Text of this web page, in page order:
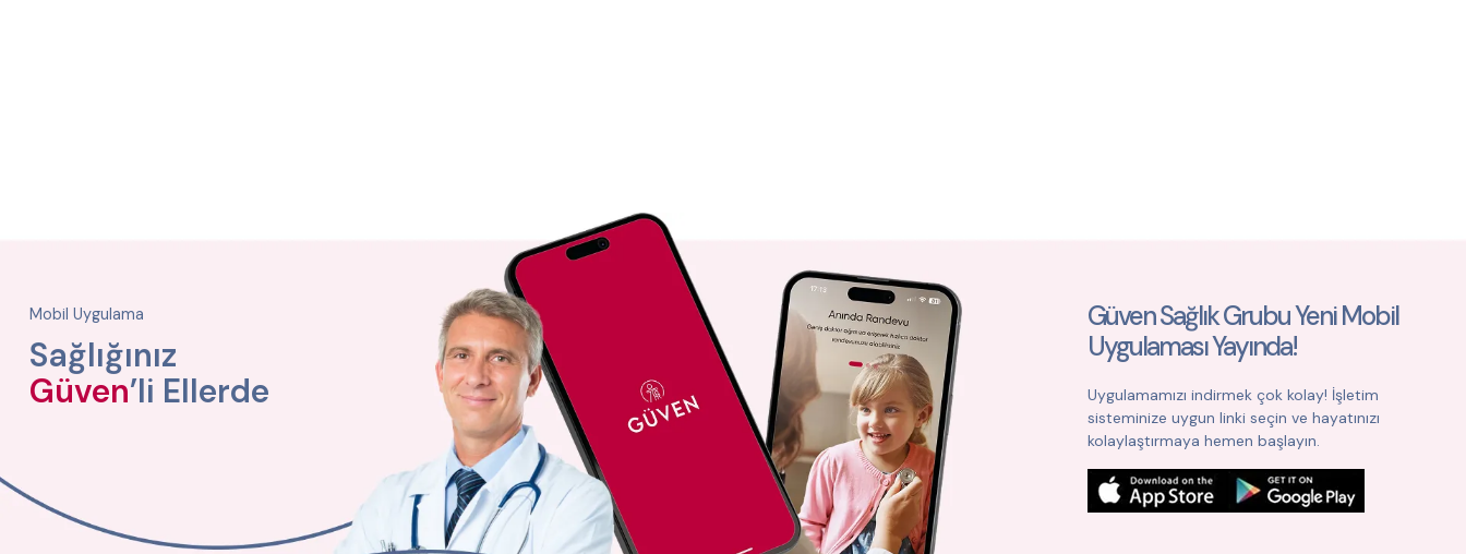
Mobil Uygulama
Sağlığınız
Güven’li Ellerde
Güven Sağlık Grubu Yeni Mobil
Uygulaması Yayında!
Uygulamamızı indirmek çok kolay! İşletim
sisteminize uygun linki seçin ve hayatınızı
kolaylaştırmaya hemen başlayın.